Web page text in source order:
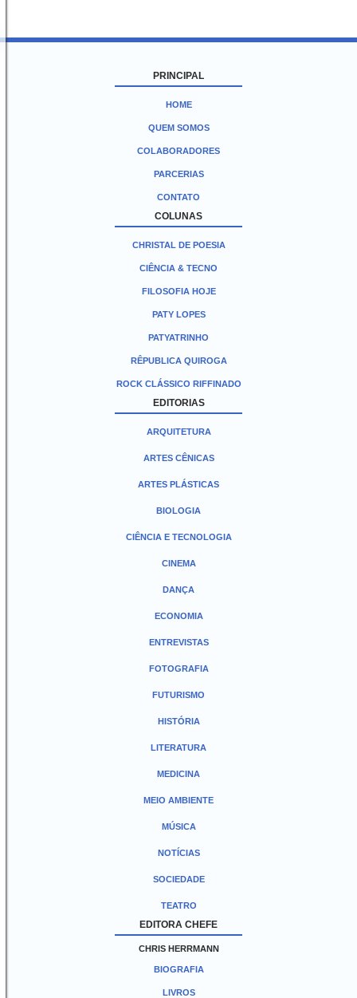
PRINCIPAL
HOME
QUEM SOMOS
COLABORADORES
PARCERIAS
CONTATO
COLUNAS
CHRISTAL DE POESIA
CIÊNCIA & TECNO
FILOSOFIA HOJE
PATY LOPES
PATYATRINHO
RÊPUBLICA QUIROGA
ROCK CLÁSSICO RIFFINADO
EDITORIAS
ARQUITETURA
ARTES CÊNICAS
ARTES PLÁSTICAS
BIOLOGIA
CIÊNCIA E TECNOLOGIA
CINEMA
DANÇA
ECONOMIA
ENTREVISTAS
FOTOGRAFIA
FUTURISMO
HISTÓRIA
LITERATURA
MEDICINA
MEIO AMBIENTE
MÚSICA
NOTÍCIAS
SOCIEDADE
TEATRO
EDITORA CHEFE
CHRIS HERRMANN
BIOGRAFIA
LIVROS